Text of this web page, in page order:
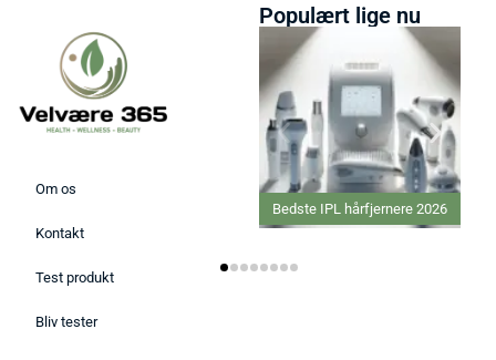
Om os
Kontakt
Test produkt
Bliv tester
Populært lige nu
Bedste IPL hårfjernere 2026